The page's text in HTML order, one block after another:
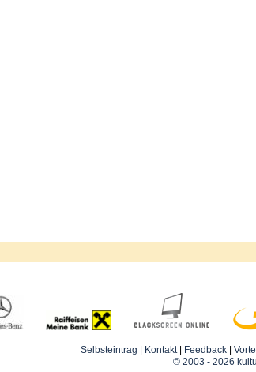
Selbsteintrag Kontakt| Feedback|
© 2003 - 2026